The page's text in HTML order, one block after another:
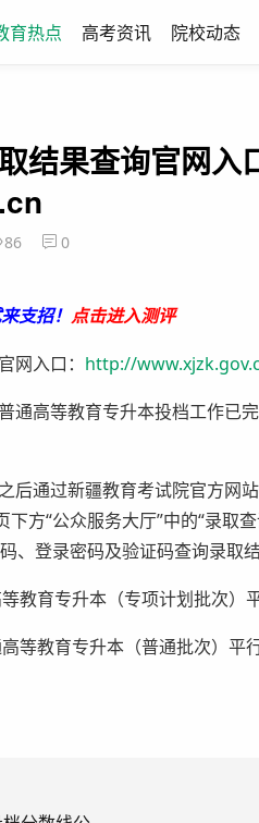
育热点 高考资讯 院校动态
结果查询官网入
86 0
支招！ 点击进入测评
入口： http://
高等教育专升本投档工作已
之后通过新疆教育考试院官方网
方“公众服务大厅”中的“录取
、登录密码及验证码查询录取结